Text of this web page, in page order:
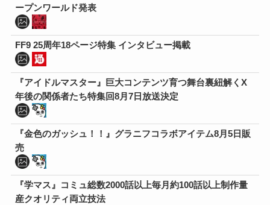
ープンワールド発表
FF9 25周年18ページ特集 インタビュー掲載
『アイドルマスター』巨大コンテンツ育つ舞台裏紐解くX
年後の関係者たち特集回8月7日放送決定
『金色のガッシュ！！』グラニフコラボアイテム8月5日販
売
『学マス』コミュ総数2000話以上毎月約100話以上制作量
産クオリティ両立技法